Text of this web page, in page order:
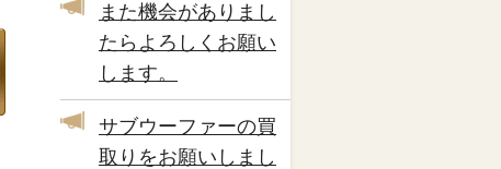
また機会がありまし
たらよろしくお願い
します。
サブウーファーの買
取りをお願いしまし